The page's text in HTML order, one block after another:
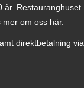
år. Restauranghuset
mer om oss här.
direktbetalning via